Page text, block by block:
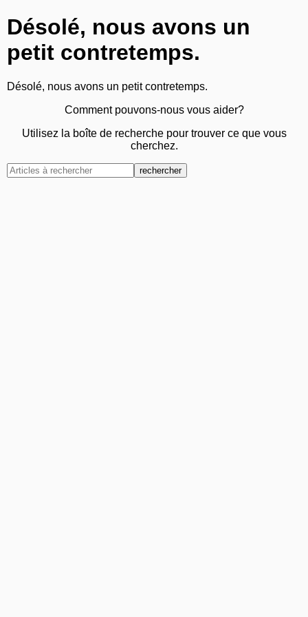
Désolé, nous avons un
petit contretemps.
Désolé, nous avons un petit contretemps.
Comment pouvons-nous vous aider?
Utilisez la boîte de recherche pour trouver ce que vous
cherchez.
rechercher